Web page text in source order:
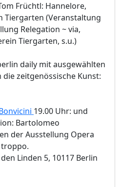
Früchtl: Hannelore,
Tiergarten (Veranstaltung
Relegation ~ via,
Tiergarten, s.u.)
daily mit ausgewählten
zeitgenössische Kunst:
19.00 Uhr: und
Bartolomeo
der Ausstellung Opera
Linden 5, 10117 Berlin